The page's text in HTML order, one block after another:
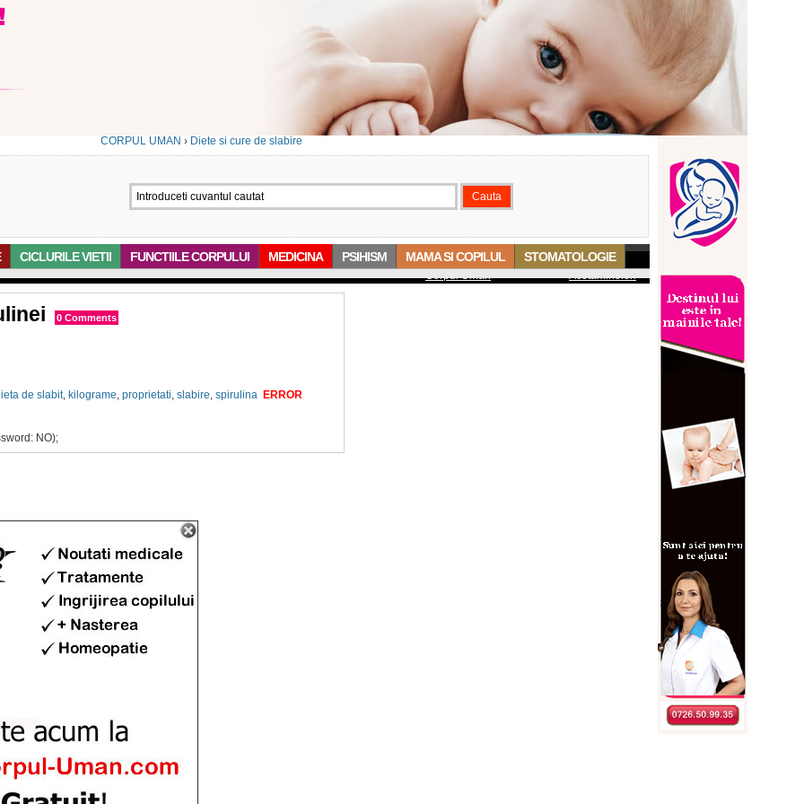
CORPUL UMAN › Diete si cure de slabire
CICLURILE VIETII FUNCTIILE CORPULUI MEDICINA PSIHISM MAMA SI COPILUL STOMATOLOGIE
Corpul Uman Acetaminofen
0 Comments
de slabit, kilograme, proprietati, slabire, spirulina ERROR
NO);